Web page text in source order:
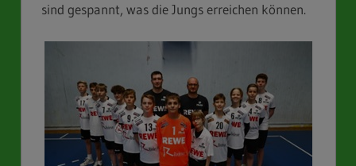
sind gespannt, was die Jungs erreichen können.